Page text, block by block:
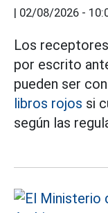
| 02/08/2026 -
Los
por escrito
pueden ser
libros rojos si
según las